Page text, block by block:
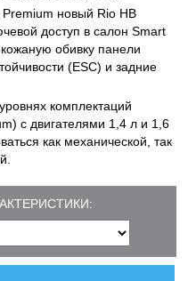
новый Rio HB
доступ в салон Smart
кожаную обивку панели
(ESC) и задние
комплектаций
с двигателями 1,4 л и 1,6
как механической, так